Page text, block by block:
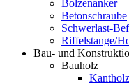
Bolzenanker
Betonschraube
Schwerlast-
Riffelstange/
Bau- und
Bauholz
Kantholz